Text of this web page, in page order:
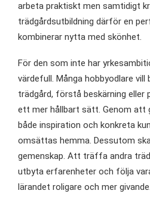
arbeta praktiskt men samtidigt
trädgårdsutbildning därför en
kombinerar nytta med skönhet.
För den som inte har
värdefull. Många hobbyodlare
trädgård, förstå beskärning eller
ett mer hållbart sätt. Genom att
både inspiration och konkreta
omsättas hemma. Dessutom
gemenskap. Att träffa andra
utbyta erfarenheter och följa
lärandet roligare och mer givande.